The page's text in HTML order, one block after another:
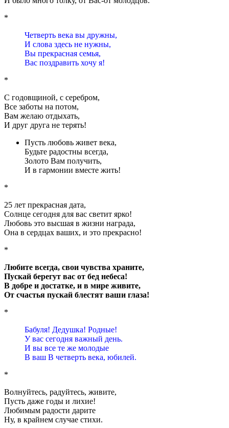
*
Четверть века вы дружны,
И слова здесь не нужны,
Вы прекрасная семья,
Вас поздравить хочу я!
*
С годовщиной, с серебром,
Все заботы на потом,
Вам желаю отдыхать,
И друг друга не терять!
Пусть любовь живет века,
Будьте радостны всегда,
Золото Вам получить,
И в гармонии вместе жить!
*
25 лет прекрасная дата,
Солнце сегодня для вас светит ярко!
Любовь это высшая в жизни награда,
Она в сердцах ваших, и это прекрасно!
*
Любите всегда, свои чувства храните,
Пускай берегут вас от бед небеса!
В добре и достатке, и в мире живите,
От счастья пускай блестят ваши глаза!
*
Бабуля! Дедушка! Родные!
У вас сегодня важный день.
И вы все те же молодые
В ваш В четверть века, юбилей.
*
Волнуйтесь, радуйтесь, живите,
Пусть даже годы и лихие!
Любимым радости дарите
Ну, в крайнем случае стихи.